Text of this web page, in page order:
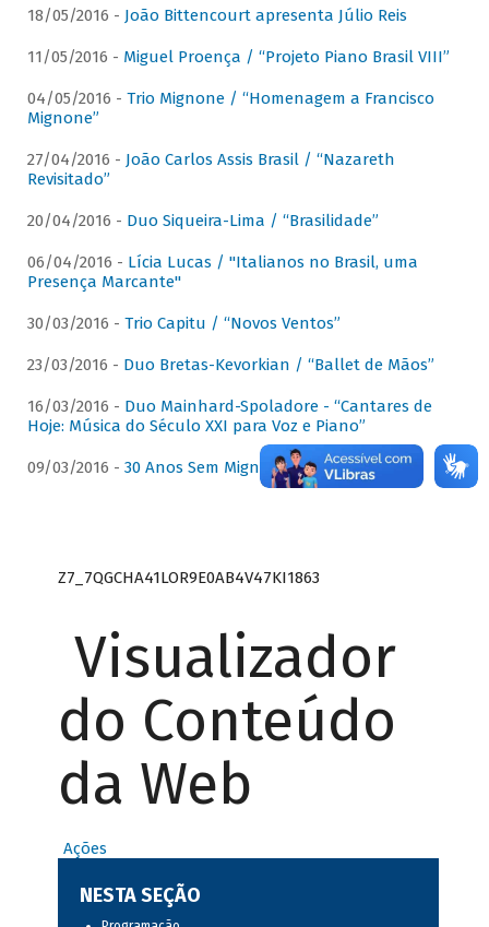
18/05/2016 - João Bittencourt apresenta Júlio Reis
11/05/2016 - Miguel Proença / “Projeto Piano Brasil VIII”
04/05/2016 - Trio Mignone / “Homenagem a Francisco
Mignone”
27/04/2016 - João Carlos Assis Brasil / “Nazareth
Revisitado”
20/04/2016 - Duo Siqueira-Lima / “Brasilidade”
06/04/2016 - Lícia Lucas / "Italianos no Brasil, uma
Presença Marcante"
30/03/2016 - Trio Capitu / “Novos Ventos”
23/03/2016 - Duo Bretas-Kevorkian / “Ballet de Mãos”
16/03/2016 - Duo Mainhard-Spoladore - “Cantares de
Hoje: Música do Século XXI para Voz e Piano”
09/03/2016 - 30 Anos Sem Mignone
Z7_7QGCHA41LOR9E0AB4V47KI1863
Visualizador
do Conteúdo
da Web
Ações
NESTA SEÇÃO